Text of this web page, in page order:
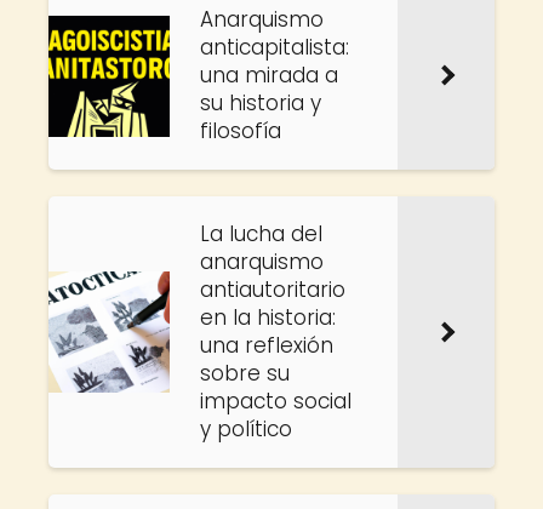
Anarquismo
anticapitalista:
una mirada a
su historia y
filosofía
La lucha del
anarquismo
antiautoritario
en la historia:
una reflexión
sobre su
impacto social
y político